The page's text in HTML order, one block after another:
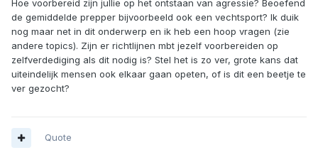
Hoe voorbereid zijn jullie op het ontstaan van agressie? Beoefend
de gemiddelde prepper bijvoorbeeld ook een vechtsport? Ik duik
nog maar net in dit onderwerp en ik heb een hoop vragen (zie
andere topics). Zijn er richtlijnen mbt jezelf voorbereiden op
zelfverdediging als dit nodig is? Stel het is zo ver, grote kans dat
uiteindelijk mensen ook elkaar gaan opeten, of is dit een beetje te
ver gezocht?
Quote